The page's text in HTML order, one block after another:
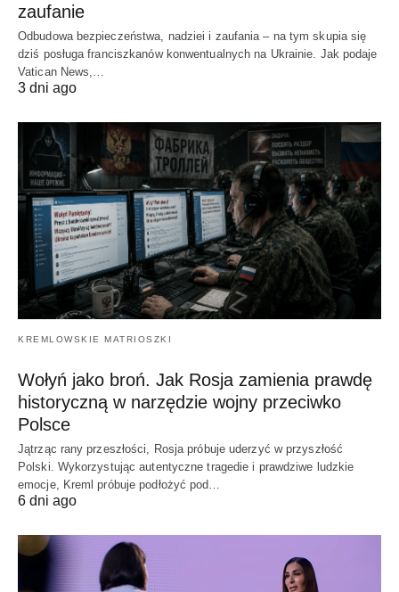
zaufanie
Odbudowa bezpieczeństwa, nadziei i zaufania – na tym skupia się
dziś posługa franciszkanów konwentualnych na Ukrainie. Jak podaje
Vatican News,…
3 dni ago
KREMLOWSKIE MATRIOSZKI
Wołyń jako broń. Jak Rosja zamienia prawdę
historyczną w narzędzie wojny przeciwko
Polsce
Jątrząc rany przeszłości, Rosja próbuje uderzyć w przyszłość
Polski. Wykorzystując autentyczne tragedie i prawdziwe ludzkie
emocje, Kreml próbuje podłożyć pod…
6 dni ago